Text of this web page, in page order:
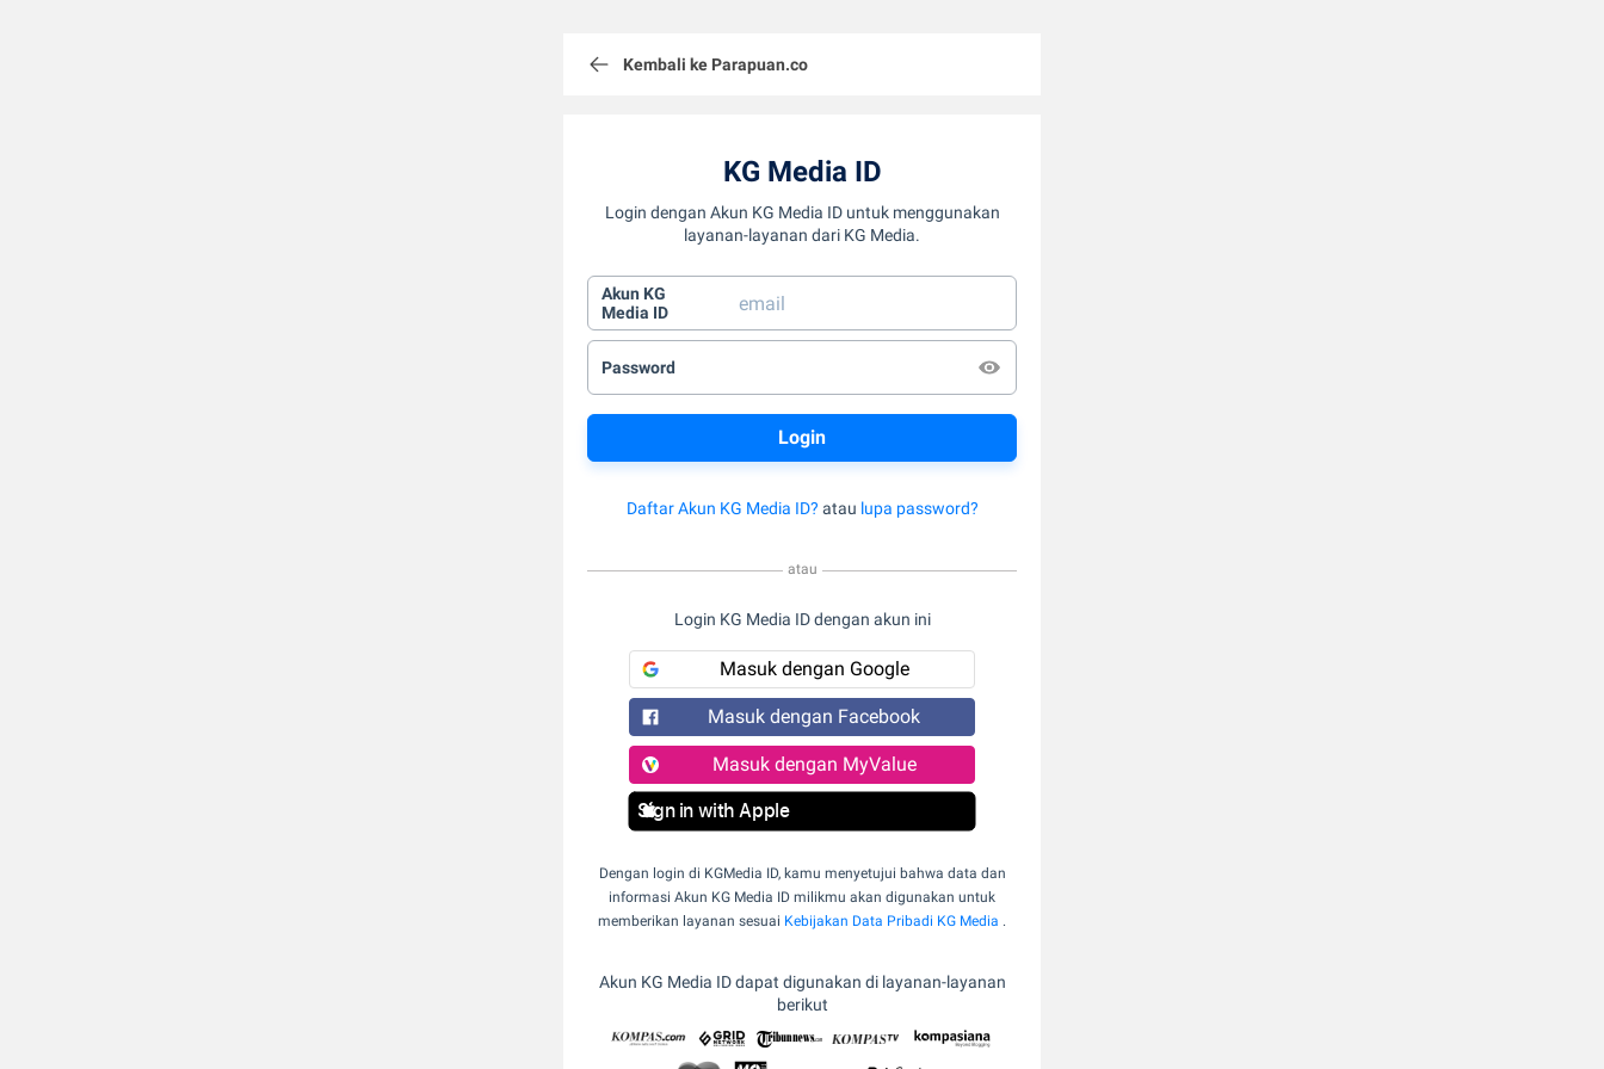
Kembali ke Parapuan.co
KG Media ID
Login dengan Akun KG Media ID untuk menggunakan
layanan-layanan dari KG Media.
Akun KG
Media ID
Password
Daftar Akun KG Media ID? atau lupa password?
atau
Login KG Media ID dengan akun ini
Masuk dengan Google
Masuk dengan Facebook
Masuk dengan MyValue
Sign in with Apple
Dengan login di KGMedia ID, kamu menyetujui bahwa data dan
informasi Akun KG Media ID milikmu akan digunakan untuk
memberikan layanan sesuai Kebijakan Data Pribadi KG Media .
Akun KG Media ID dapat digunakan di layanan-layanan
berikut